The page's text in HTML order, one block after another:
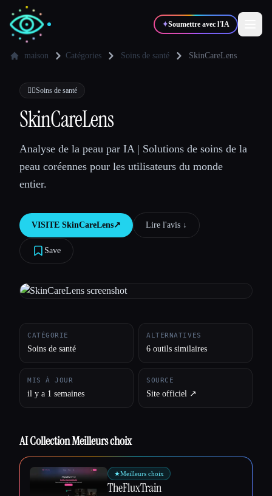
✦Soumettre avec l'IA
✍️Auteurs
💻
🎓Étudiants 🎬Créateurs
Blog
Comparer les outils
Toutes les catégories
maison Catégories Soins de santé SkinCareLens
👩‍⚕️Soins de santé
SkinCareLens
Analyse de la peau par IA | Solutions de soins de la
peau coréennes pour les utilisateurs du monde
entier.
VISITE SkinCareLens↗︎ Lire l'avis ↓︎
Save
CATÉGORIE
Soins de santé
ALTERNATIVES
6 outils similaires
MIS À JOUR
il y a 1 semaines
SOURCE
Site officiel ↗︎
AI Collection Meilleurs choix
★Meilleurs choix
TheFluxTrain